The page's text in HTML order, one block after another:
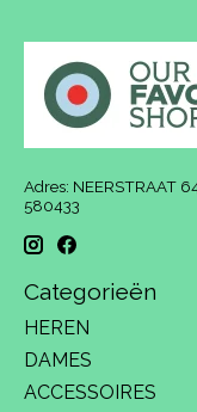
Adres: NEERSTRAAT
580433
Categorieën
HEREN
DAMES
ACCESSOIRES